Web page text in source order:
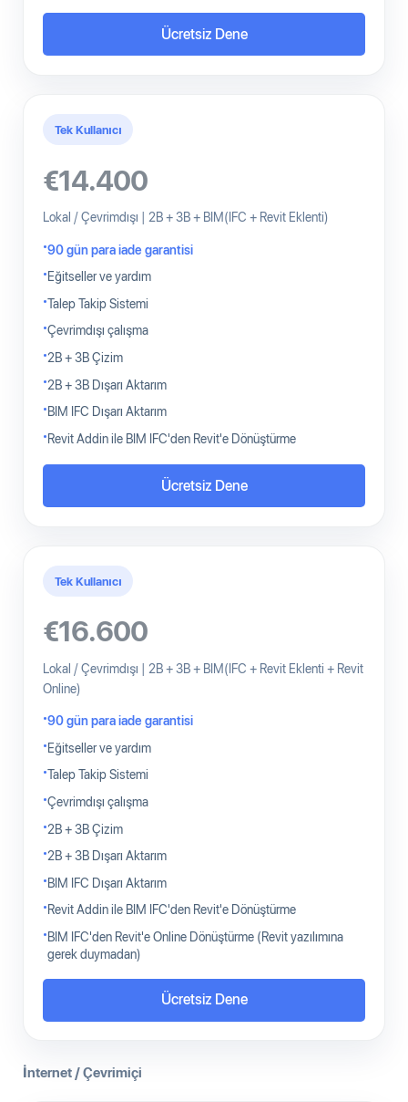
Ücretsiz Dene
Tek Kullanıcı
€14.400
Lokal / Çevrimdışı | 2B + 3B + BIM(IFC + Revit Eklenti)
90 gün para iade garantisi
Eğitseller ve yardım
Talep Takip Sistemi
Çevrimdışı çalışma
2B + 3B Çizim
2B + 3B Dışarı Aktarım
BIM IFC Dışarı Aktarım
Revit Addin ile BIM IFC'den Revit'e Dönüştürme
Ücretsiz Dene
Tek Kullanıcı
€16.600
Lokal / Çevrimdışı | 2B + 3B + BIM(IFC + Revit Eklenti + Revit
Online)
90 gün para iade garantisi
Eğitseller ve yardım
Talep Takip Sistemi
Çevrimdışı çalışma
2B + 3B Çizim
2B + 3B Dışarı Aktarım
BIM IFC Dışarı Aktarım
Revit Addin ile BIM IFC'den Revit'e Dönüştürme
BIM IFC'den Revit'e Online Dönüştürme (Revit yazılımına
gerek duymadan)
Ücretsiz Dene
İnternet / Çevrimiçi